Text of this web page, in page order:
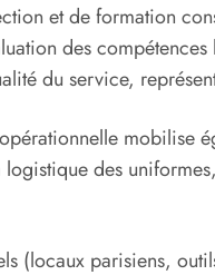
et de formation
des
du service,
mobilise
logistique des
(locaux parisiens,